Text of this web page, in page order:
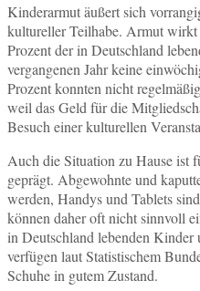
Kinderarmut äußert sich
kultureller Teilhabe. Armut
Prozent der in Deutschland
vergangenen Jahr keine
Prozent konnten nicht
weil das Geld für die
Besuch einer kulturellen
Auch die Situation zu Hause ist
geprägt. Abgewohnte und
werden, Handys und Tablets
können daher oft nicht sinnvoll
in Deutschland lebenden Kinder
verfügen laut Statistischem
Schuhe in gutem Zustand.